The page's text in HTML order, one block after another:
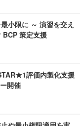
小限に ～ 演習を交え
BCP 策定支援
評価内製化支援
開催